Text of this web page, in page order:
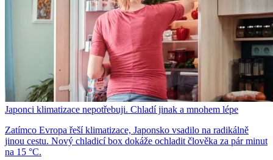
Japonci klimatizace nepotřebuji. Chladí jinak a mnohem lépe
Zatímco Evropa řeší klimatizace, Japonsko vsadilo na radikálně
jinou cestu. Nový chladicí box dokáže ochladit člověka za pár minut
na 15 °C.